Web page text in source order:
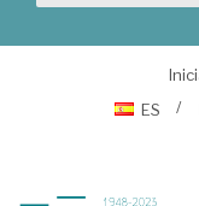
ES